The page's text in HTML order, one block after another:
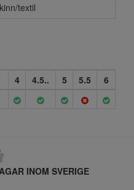
textil
4 4.5.. 5 5.5
6
INOM SVERIGE